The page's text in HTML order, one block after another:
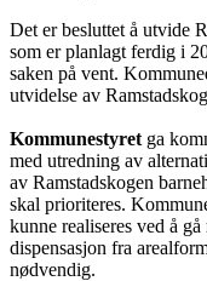
Det er besluttet å utvide
som er planlagt ferdig i
saken på vent.
utvidelse av
Kommunestyret ga
med utredning av
av Ramstadskogen
skal prioriteres.
kunne realiseres ved å
dispensasjon fra
nødvendig.